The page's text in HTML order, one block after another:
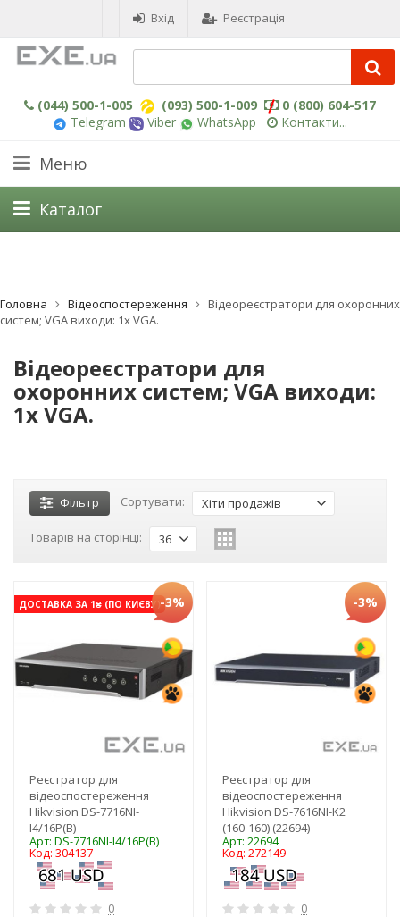
Вхід Реєстрація
(044) 500-1-005 (093) 500-1-009
0 (800) 604-517
Telegram
Viber WhatsApp Контакти...
Меню
Каталог
Головна Відеоспостереження
Відеореєстратори для охоронних
систем; VGA виходи: 1x VGA.
Відеореєстратори для
охоронних систем; VGA виходи:
1x VGA.
Фільтр Сортувати: Хіти продажів
Товарів на сторінці: 36
ДОСТАВКА ЗА 1₴ (ПО КИЄВУ)-3%
Реєстратор для
відеоспостереження
Hikvision DS-7716NI-
I4/16P(B)
Арт: DS-7716NI-I4/16P(B)
Код: 304137
0
-3%
Реєстратор для
відеоспостереження
Hikvision DS-7616NI-K2
(160-160) (22694)
Арт: 22694
Код: 272149
0